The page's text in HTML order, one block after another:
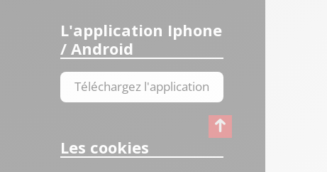
L'application Iphone
/ Android
Téléchargez l'application
Les cookies